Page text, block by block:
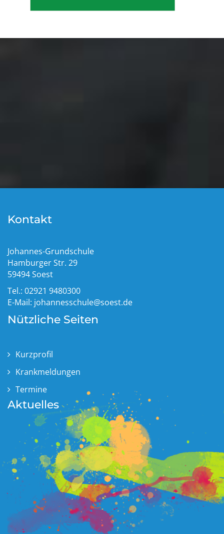
Kontakt
Johannes-Grundschule
Hamburger Str. 29
59494 Soest
Tel.: 02921 9480300
E-Mail: johannesschule@soest.de
Nützliche Seiten
Kurzprofil
Krankmeldungen
Termine
Aktuelles